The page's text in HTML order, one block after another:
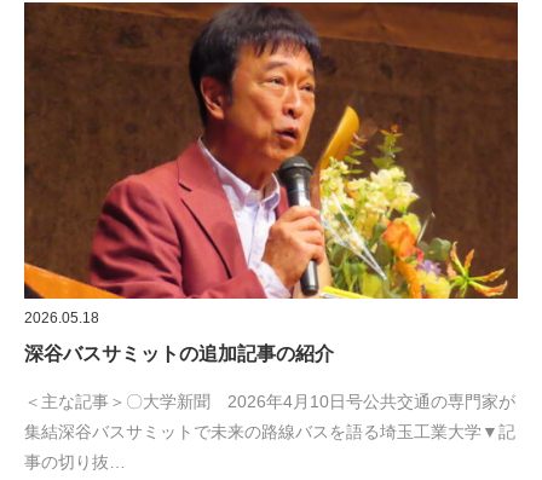
2026.05.18
深谷バスサミットの追加記事の紹介
＜主な記事＞〇大学新聞 2026年4月10日号公共交通の専門家が
集結深谷バスサミットで未来の路線バスを語る埼玉工業大学▼記
事の切り抜…